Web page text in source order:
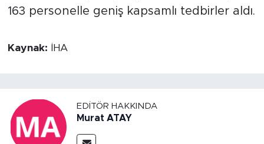
163 personelle geniş kapsamlı tedbirler aldı.
Kaynak: İHA
EDITÖR HAKKINDA
Murat ATAY